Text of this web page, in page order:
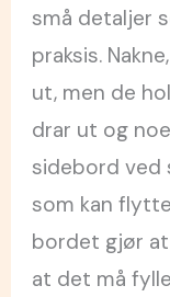
små detaljer
praksis.
ut, men de
drar ut og
sidebord ved
som kan
bordet gjør
at det må